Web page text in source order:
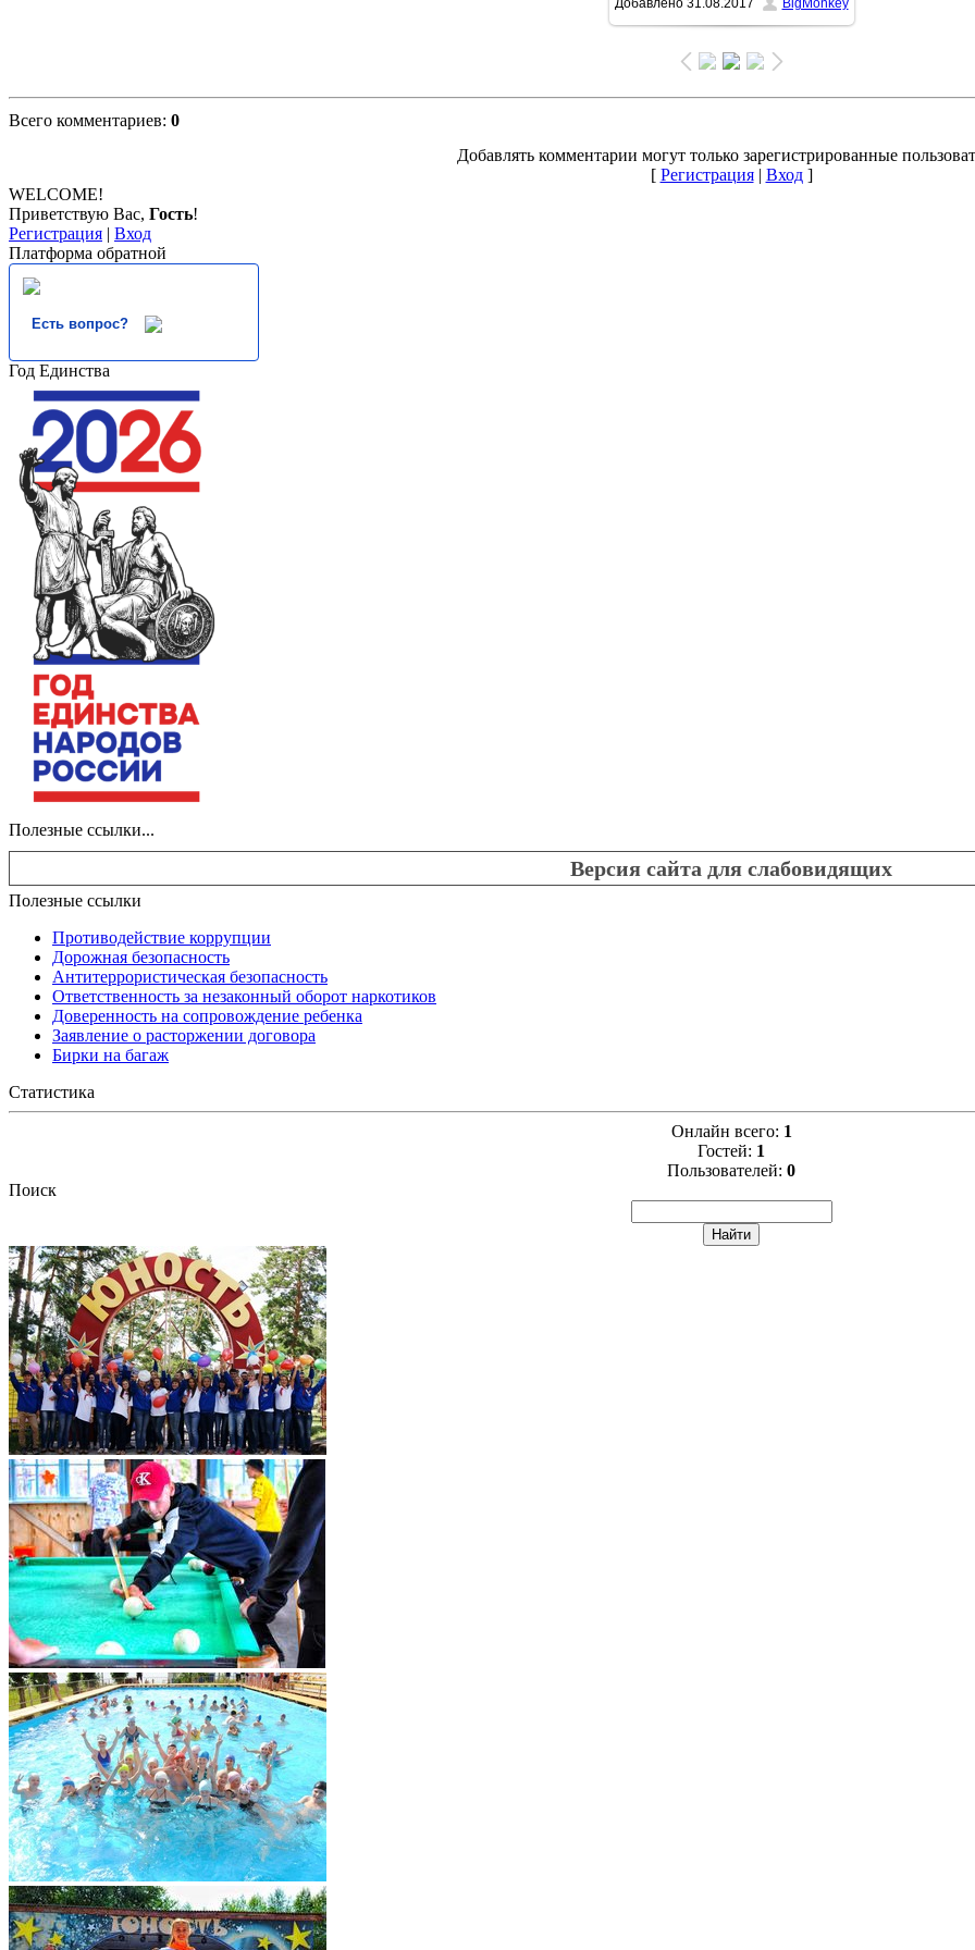
/ 250.3Kb
Добавлено31.08.2017 BigMonkey
Всего комментариев: 0
Добавлять комментарии могут только зарегистрированные
[ Регистрация| Вход]
WELCOME!
Приветствую Вас, Гость!
Регистрация | Вход
Платформа обратной
Есть вопрос?
Год Единства
Полезные ссылки...
Версия сайта для слабовидящих
Полезные ссылки
Противодействие коррупции
Дорожная безопасность
Антитеррористическая безопасность
Ответственность за незаконный оборот наркотиков
Доверенность на сопровождение ребенка
Заявление о расторжении договора
Бирки на багаж
Статистика
Онлайн всего: 1
Гостей: 1
Пользователей: 0
Поиск